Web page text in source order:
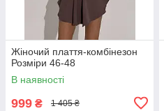
Жіночий плаття-комбінезон
Розміри 46-48
В наявності
999 ₴ 1 405 ₴